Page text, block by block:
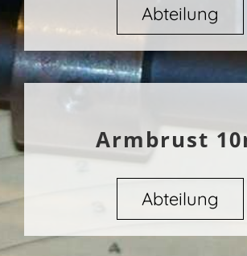
Abteilung
Armbrust
Abteilung